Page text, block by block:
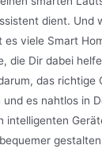
dient. Und
es viele Smart
die Dir dabei
das richtige
es nahtlos in
intelligenten